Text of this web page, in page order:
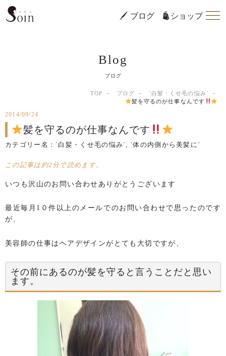
ブログ ショップ
Blog
ブログ
TOP ブログ
`白髪・くせ毛の悩み`
髪を守るのが仕事なんです
2014/09/24
髪を守るのが仕事なんです
カテゴリー名： `白髪・くせ毛の悩み`, `体の内側から美髪に`
この記事は約2分で読めます。
いつも沢山のお問い合わせありがとうございます
最近毎月1０件以上のメールでのお問い合わせで思ったのです
が、
美容師の仕事はヘアデザインがとても大切ですが、
その前にあるのが髪を守ると言うことだと思い
ます。